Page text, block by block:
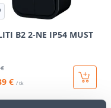
B2 2-NE IP54 MUST
€ / tk